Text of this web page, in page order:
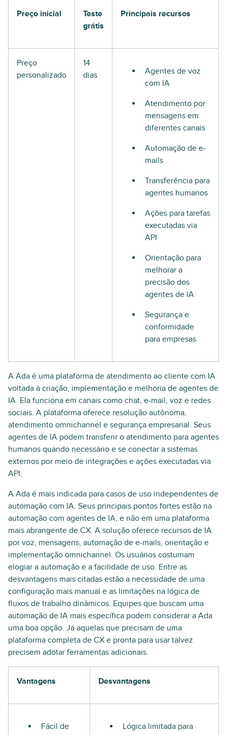
Preço inicial
Teste
grátis
Principais recursos
Preço
personalizado
14
dias
Agentes de voz
com IA
Atendimento por
mensagens em
diferentes canais
Automação de e-
mails
Transferência para
agentes humanos
Ações para tarefas
executadas via
API
Orientação para
melhorar a
precisão dos
agentes de IA
Segurança e
conformidade
para empresas
A Ada é uma plataforma de atendimento ao cliente com IA
voltada à criação, implementação e melhoria de agentes de
IA. Ela funciona em canais como chat, e-mail, voz e redes
sociais. A plataforma oferece resolução autônoma,
atendimento omnichannel e segurança empresarial. Seus
agentes de IA podem transferir o atendimento para agentes
humanos quando necessário e se conectar a sistemas
externos por meio de integrações e ações executadas via
API.
A Ada é mais indicada para casos de uso independentes de
automação com IA. Seus principais pontos fortes estão na
automação com agentes de IA, e não em uma plataforma
mais abrangente de CX. A solução oferece recursos de IA
por voz, mensagens, automação de e-mails, orientação e
implementação omnichannel. Os usuários costumam
elogiar a automação e a facilidade de uso. Entre as
desvantagens mais citadas estão a necessidade de uma
configuração mais manual e as limitações na lógica de
fluxos de trabalho dinâmicos. Equipes que buscam uma
automação de IA mais específica podem considerar a Ada
uma boa opção. Já aquelas que precisam de uma
plataforma completa de CX e pronta para usar talvez
precisem adotar ferramentas adicionais.
Vantagens Desvantagens
Fácil de
Lógica limitada para